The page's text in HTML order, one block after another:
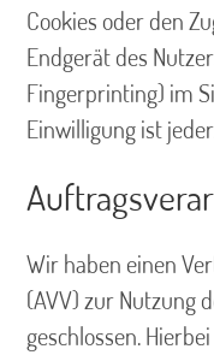
Cookies oder den
Endgerät des
Fingerprinting) im
Einwilligung ist
Wir haben einen
(AVV) zur Nutzung
geschlossen.